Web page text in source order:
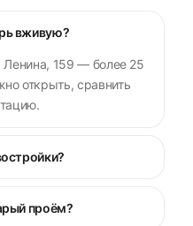
вживую?
159 — более 25
открыть, сравнить
проём?